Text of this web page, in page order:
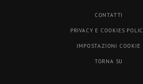
CONTATTI
PRIVACY E COOKIES
IMPOSTAZIONI COOKIE
TORNA SU